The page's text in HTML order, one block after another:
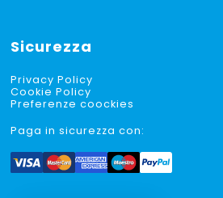
Sicurezza
Privacy Policy
Cookie Policy
Preferenze coockies
Paga in sicurezza con: